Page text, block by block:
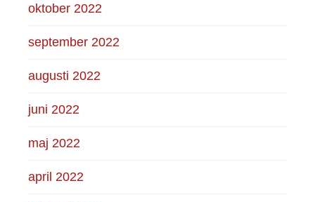
oktober 2022
september 2022
augusti 2022
juni 2022
maj 2022
april 2022